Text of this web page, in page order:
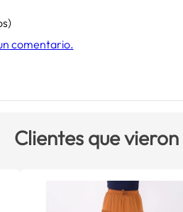
comentario.
Clientes que